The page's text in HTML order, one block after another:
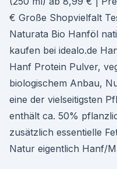
€ Große Shopvielfalt
Naturata Bio Hanföl
kaufen bei idealo.de
Hanf Protein Pulver,
biologischem Anbau,
eine der vielseitigsten
enthält ca. 50%
zusätzlich essentielle
Natur eigentlich Hanf/